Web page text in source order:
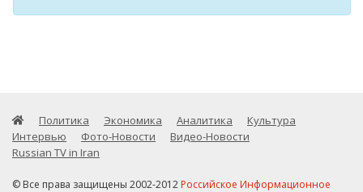
Политика Экономика Аналитика
Культура
Интервью
Фото-Новости
Видео-Новости
Russian TV in Iran
© Все права защищены 2002-2012 Российское Информационное